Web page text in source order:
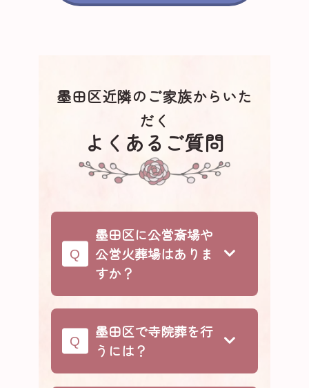
墨田区近隣のご家族からいた
だく
よくあるご質問
墨田区に公営斎場や
公営火葬場はありま
すか？
墨田区内には区営の斎場も火葬場
もありません。そのため、区内在
住の方でも葬儀は「春慶寺」や
「東清寺斎場」といった民営・寺
院斎場を利用し、火葬は荒川区の
墨田区で寺院葬を行
うには？
「春慶寺」をはじめ、区内の歴史